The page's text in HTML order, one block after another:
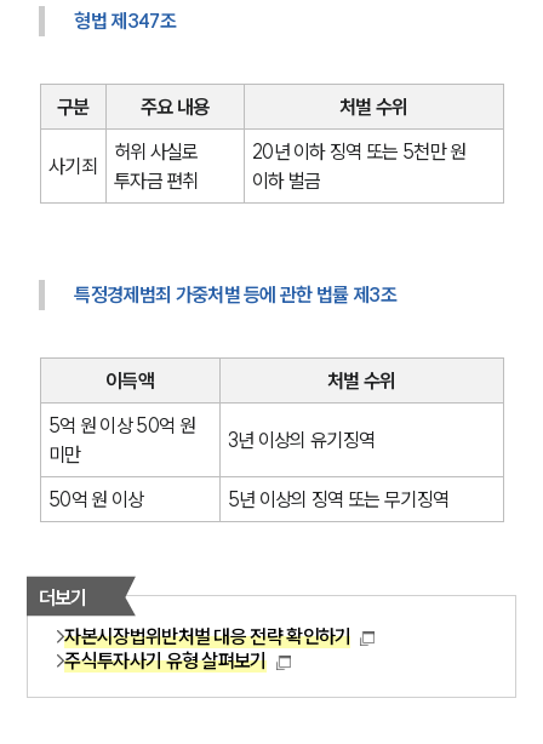
형법 제347조
구분 주요 내용 처벌 수위
사기죄
허위 사실로
투자금 편취
20년 이하 징역 또는 5천만 원
이하 벌금
특정경제범죄 가중처벌 등에 관한 법률 제3조
이득액
처벌 수위
5억 원 이상 50억 원
미만
3년 이상의 유기징역
50억 원 이상 5년 이상의 징역 또는 무기징역
더보기
자본시장법위반처벌 대응 전략 확인하기
주식투자사기 유형 살펴보기